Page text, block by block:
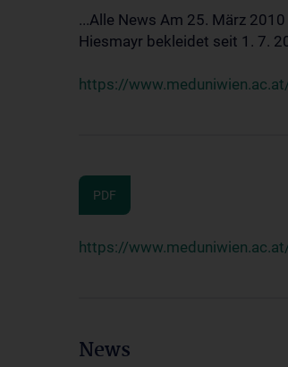
...Alle News Am 25. März
Hiesmayr bekleidet seit 1. 7.
https://
PDF
https://
News